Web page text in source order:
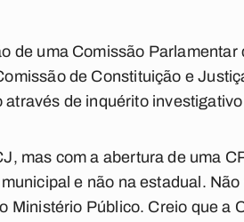
de uma Comissão
de Constituição e
de inquérito
mas com a abertura de uma
e não na estadual.
Ministério Público. Creio que a